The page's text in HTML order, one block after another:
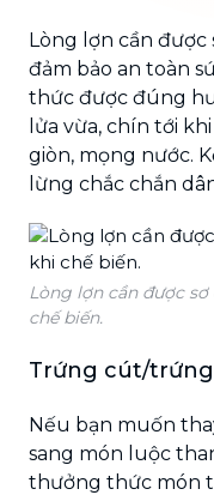
Lòng lợn cần được
đảm bảo an toàn
thức được đúng
lửa vừa, chín tới
giòn, mọng nước.
lừng chắc chắn
Lòng lợn cần được
chế biến.
Trứng cút/
Nếu bạn muốn
sang món luộc
thưởng thức món